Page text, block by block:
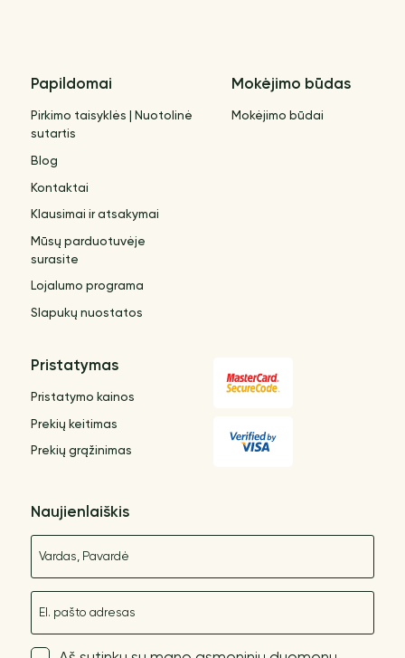
Papildomai
Pirkimo taisyklės | Nuotolinė
sutartis
Blog
Kontaktai
Klausimai ir atsakymai
Mūsų parduotuvėje
surasite
Lojalumo programa
Slapukų nuostatos
Mokėjimo būdas
Mokėjimo būdai
Pristatymas
Pristatymo kainos
Prekių keitimas
Prekių grąžinimas
Naujienlaiškis